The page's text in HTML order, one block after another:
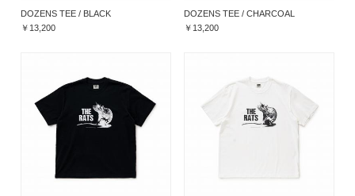
DOZENS TEE / BLACK
￥13,200
DOZENS TEE / CHARCOAL
￥13,200